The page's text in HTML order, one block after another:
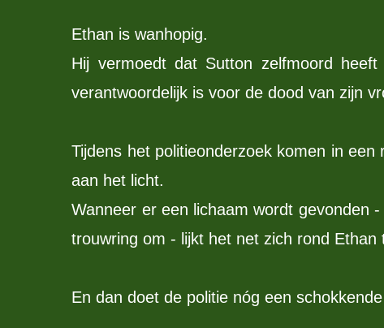
Ethan is wanhopig.
Hij vermoedt dat Sutton zelfmoord
verantwoordelijk is voor de dood van zijn
Tijdens het politieonderzoek komen in
aan het licht.
Wanneer er een lichaam wordt gevonden
trouwring om - lijkt het net zich rond Ethan
En dan doet de politie nóg een